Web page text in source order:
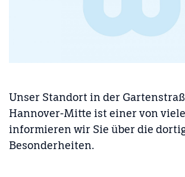
Unser Standort in der
Hannover-Mitte ist einer von
informieren wir Sie über die
Besonderheiten.